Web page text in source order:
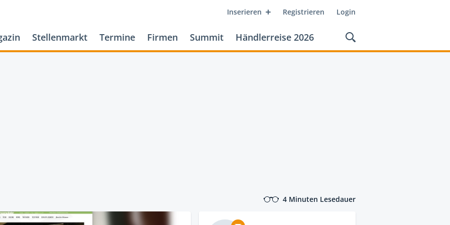
Inserieren Registrieren Login
Stellenmarkt Termine Firmen Summit Händlerreise 2026
4 Minuten Lesedauer